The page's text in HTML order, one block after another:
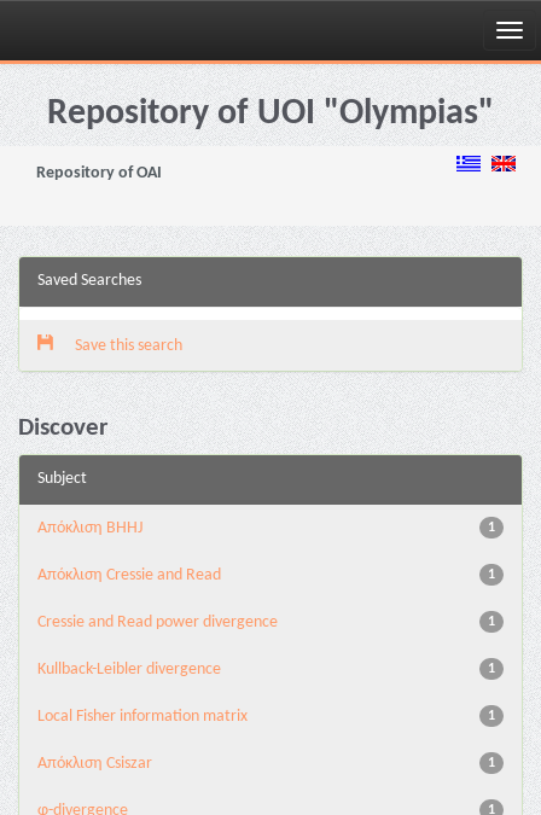
Skip
navigationRepository of UOI "Olympias"
Repository of OAI
Saved Searches
Save this search
Discover
Subject
1
Aπόκλιση BHHJ
1
Aπόκλιση Cressie and Read
1
Cressie and Read power divergence
1
Kullback-Leibler divergence
1
Local Fisher information matrix
1
Απόκλιση Csiszar
1
φ-divergence